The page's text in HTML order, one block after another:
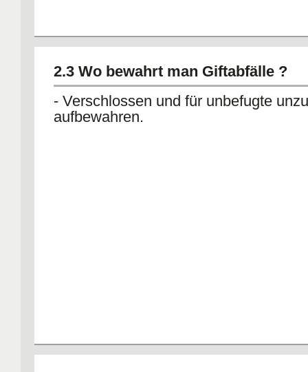
2.3 Wo bewahrt man Giftabfälle ?
- Verschlossen und für unbefugte
aufbewahren.